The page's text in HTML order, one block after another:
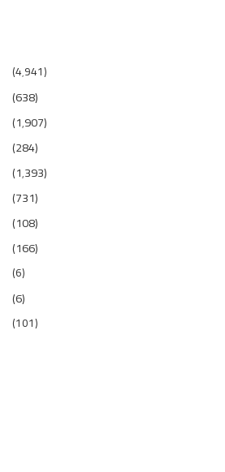
(4٬941)
(638)
(1٬907)
(284)
(1٬393)
(731)
(108)
(166)
(6)
(6)
(101)